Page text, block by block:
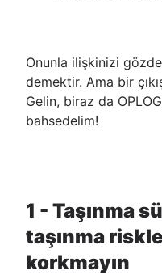
Onunla ilişkinizi
demektir. Ama bir
Gelin, biraz da
bahsedelim!
1 - Taşınma
taşınma
korkmayın